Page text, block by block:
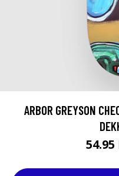
ARBOR GREYSON
54.95